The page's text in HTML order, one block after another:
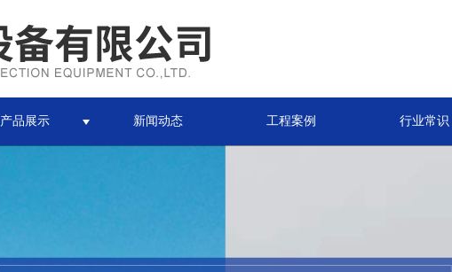
产品展示 新闻动态 工程案例 行业常识